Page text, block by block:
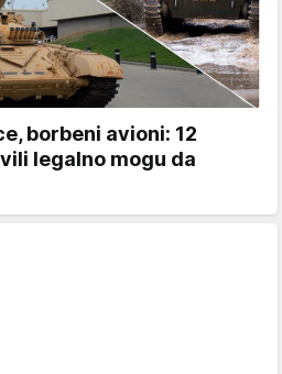
borbeni avioni: 12
legalno mogu da